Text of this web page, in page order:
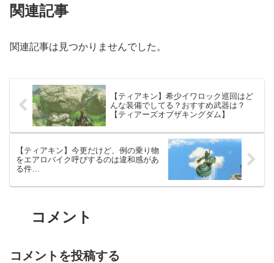
関連記事
関連記事は見つかりませんでした。
【ティアキン】希少イワロック巡回はど
んな装備でしてる？おすすめ武器は？
【ティアーズオブザキングダム】
【ティアキン】今更だけど、例の乗り物
をエアロバイク呼びするのは違和感があ
る件…
コメント
コメントを投稿する